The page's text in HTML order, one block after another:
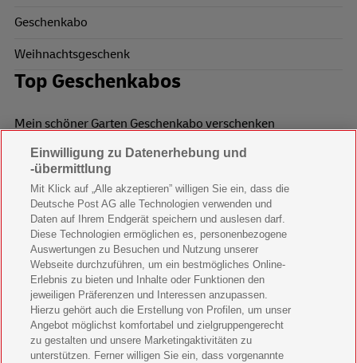
Geschenkabo
Weihnachtsgeschenk
Top Geschenkabos
Mein schöner Garten Geschenkabo verschenken
Wohnen & Garten Geschenkabo verschenken
Mein schönes Land Geschenkabo verschenken
Bild der Frau Geschenkabo verschenken
11 Freunde Geschenkabo verschenken
LEGO Ninjago Magazin Geschenkabo verschenken
Brigitte Geschenkabo verschenken
GEOlino Geschenkabo verschenken
Einwilligung zu Datenerhebung und
-übermittlung
Mit Klick auf „Alle akzeptieren” willigen Sie ein, dass die
Deutsche Post AG alle Technologien verwenden und
Daten auf Ihrem Endgerät speichern und auslesen darf.
Diese Technologien ermöglichen es, personenbezogene
Auswertungen zu Besuchen und Nutzung unserer
Webseite durchzuführen, um ein bestmögliches Online-
Erlebnis zu bieten und Inhalte oder Funktionen den
jeweiligen Präferenzen und Interessen anzupassen.
Hierzu gehört auch die Erstellung von Profilen, um unser
Angebot möglichst komfortabel und zielgruppengerecht
zu gestalten und unsere Marketingaktivitäten zu
unterstützen. Ferner willigen Sie ein, dass vorgenannte